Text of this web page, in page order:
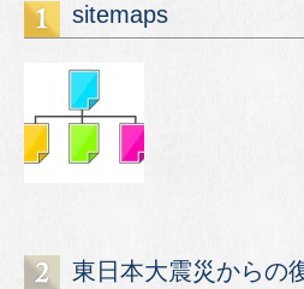
sitemaps
東日本大震災からの